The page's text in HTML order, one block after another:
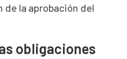
de la aprobación del
obligaciones